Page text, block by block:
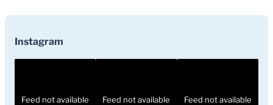
Instagram
Feed not available Feed not available Feed not available